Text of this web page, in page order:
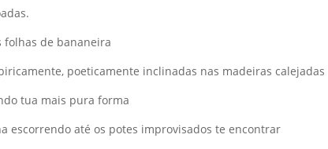
folhas de bananeira
poeticamente inclinadas nas madeiras calejadas
tua mais pura forma
escorrendo até os potes improvisados te encontrar